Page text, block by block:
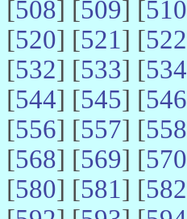
[508] [509] [510
[520] [521] [522
[532] [533] [534
[544] [545] [546
[556] [557] [558
[568] [569] [570
[580] [581] [582